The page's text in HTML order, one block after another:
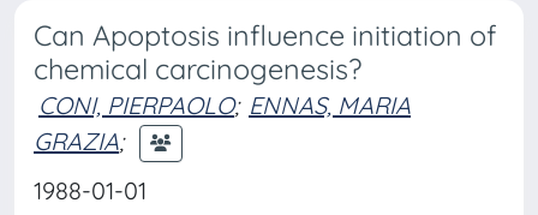
Can Apoptosis influence initiation of
chemical carcinogenesis?
CONI, PIERPAOLO; ENNAS, MARIA
GRAZIA;
1988-01-01